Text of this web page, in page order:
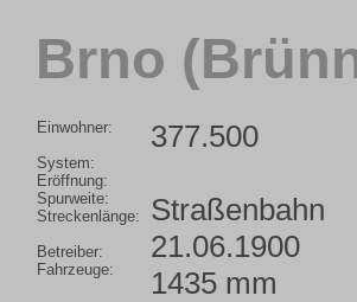
Brno
Einwohner:
System:
Eröffnung:
Spurweite:
Streckenlänge:
Betreiber:
Fahrzeuge:
377.500
Straßenbahn
21.06.1900
1435 mm